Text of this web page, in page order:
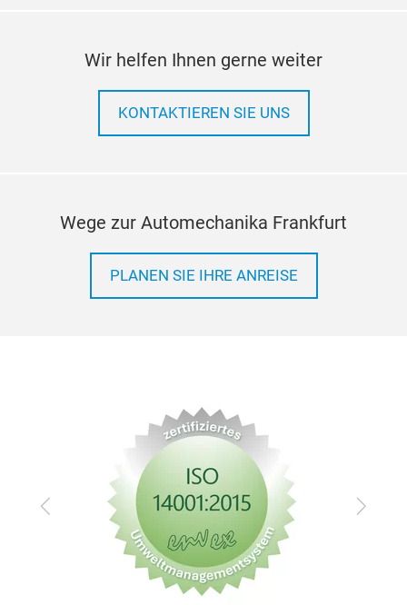
Wir helfen Ihnen gerne weiter
KONTAKTIEREN SIE UNS
Wege zur Automechanika Frankfurt
PLANEN SIE IHRE ANREISE
Zurück Vor